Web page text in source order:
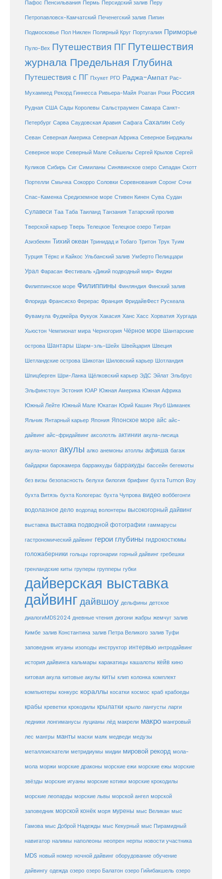
Пафос Пенсильвания Пермь Персидский залив Перу
Петропавловск-Камчатский Печенегский залив Пипин
Подмосковье Пол Никлен Полярный Круг Португалия Приморье
Пуло-Вех Путешествия ПГ Путешествия
журнала Предельная Глубина
Путешествия с ПГ Пхукет РГО Раджа-Ампат Рас-
Мухаммед Рекорд Гиннесса Ривьера-Майя Роатан Роки Россия
Рудная США Сады Королевы Сальстраумен Самара Санкт-
Петербург Сарва Саудовская Аравия Сафага Сахалин Себу
Севан Северная Америка Северная Африка Северное Бирджалы
Северное море Северный Мале Сейшелы Сергей Крылов Сергей
Куликов Сибирь Сиг Симиланы Синявинское озеро Сипадан Скотт
Портелли Смычка Сокорро Соловки Соревнования Соронг Сочи
Спас-Каменка Средиземное море Стивен Кинен Сува Судан
Сулавеси Таа Таба Таиланд Танзания Татарский пролив
Тверской карьер Тверь Телецкое Телецкое озеро Тигран
Азизбекян Тихий океан Тринидад и Тобаго Тритон Трук Туим
Турция Тёркс и Кайкос Ульбанский залив Умберто Пелиццари
Урал Фарасан Фестиваль «Дикий подводный мир» Фиджи
Филиппинское море Филиппины Финляндия Финский залив
Флорида Франсиско Ферерас Франция ФридайвФест Рускеала
Фувамула Фуджейра Фукуок Хакасия Ханс Хасс Хорватия Хургада
Хьюстон Чемпионат мира Черногория Чёрное море Шантарские
острова Шантары Шарм-эль-Шейх Швейцария Швеция
Шетландские острова Шикотан Шиловский карьер Шотландия
Шпицберген Шри-Ланка Щёлковский карьер ЭДС Эйлат Эльбрус
Эльфинстоун Эстония ЮАР Южная Америка Южная Африка
Южный Лейте Южный Мале Юкатан Юрий Кашин Якуб Шиманек
Яльчик Янтарный карьер Япония Японское море айс айс-
дайвинг айс-фридайвинг аксолотль актинии акула-лисица
акула-молот акулы алко анемоны атоллы афиша багаж
байдарки барокамера барраккуды барракуды бассейн бегемоты
без визы безопасность белухи билогия брифинг бухта Tumon Bay
бухта Витязь бухта Кологерас бухта Чупрова видео воббегонги
водолазное дело водопад волонтеры высокогорный дайвинг
выставка выставка подводной фотографии гаммарусы
гастрономический дайвинг герои глубины гидрокостюмы
голожаберники гольцы горгонарии горный дайвинг гребешки
гренландские киты груперы групперы губки
дайверская выставка
дайвингдайвшоу дельфины детское
диалогиMDS2024 дневные чтения дюгони жабры жемчуг залив
Кимбе залив Константина залив Петра Великого залив Туфи
заповедник игуаны изоподы инструктор интервью интродайвинг
история дайвинга кальмары каракатицы кашалоты кейв кино
китовая акула китовые акулы киты клип колонка комплект
компьютеры конкурс кораллы косатки космос краб крабоеды
крабы креветки крокодилы крылатки крыло лангусты ларги
ледники лонгиманусы луцианы лёд макрели макро мангровый
лес мангры манты маски маяк медведи медузы
металлоискатели метридиумы мидии мировой рекорд мола-
мола моржи морские драконы морские ежи морские ежы морские
звёзды морские игуаны морские котики морские крокодилы
морские леопарды морские львы морской ангел морской
заповедник морской конёк моря мурены мыс Великан мыс
Гамова мыс Доброй Надежды мыс Кекурный мыс Пирамидный
навигатор налимы наполеоны неопрен нерпы новости участника
MDS новый номер ночной дайвинг оборудование обучение
дайвингу одежда озеро озеро Балатон озеро Гийибакшель озеро